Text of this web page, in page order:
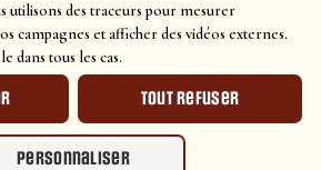
utilisons des traceurs pour mesurer
campagnes et afficher des vidéos externes.
dans tous les cas.
Tout refuser
Personnaliser